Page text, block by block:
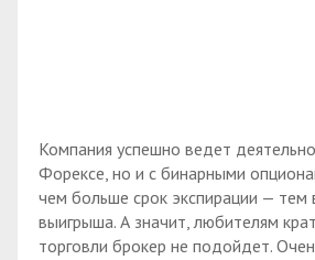
Компания успешно ведет
Форексе, но и с бинарными
чем больше срок экспирации — тем
выигрыша. А значит, любителям
торговли брокер не подойдет.